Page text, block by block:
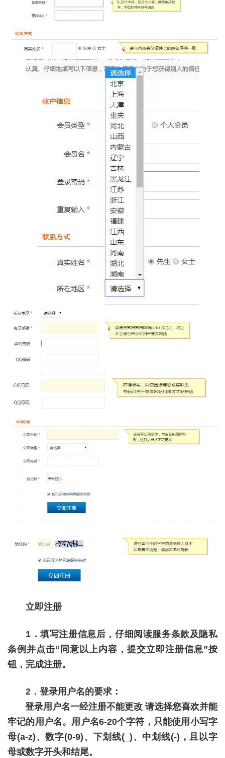
立即注册
1．填写注册信息后，仔细阅读服务条款及隐私
条例并点击“同意以上内容，提交立即注册信息”按
钮，完成注册。
2．登录用户名的要求：
登录用户名一经注册不能更改 请选择您喜欢并能
牢记的用户名。用户名6-20个字符，只能使用小写字
母(a-z)、数字(0-9)、下划线(_)、中划线(-)，且以字
母或数字开头和结尾。